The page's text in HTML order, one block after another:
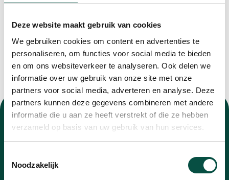
Deze website maakt gebruik van cookies
We gebruiken cookies om content en advertenties te
personaliseren, om functies voor social media te bieden
en om ons websiteverkeer te analyseren. Ook delen we
informatie over uw gebruik van onze site met onze
partners voor social media, adverteren en analyse. Deze
partners kunnen deze gegevens combineren met andere
informatie die u aan ze heeft verstrekt of die ze hebben
verzameld op basis van uw gebruik van hun services.
Noodzakelijk
Nieuwsbrief